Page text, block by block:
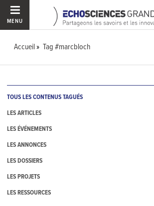
MENU
Accueil Tag #marcbloch
TOUS LES CONTENUS TAGUÉS
LES ARTICLES
LES ÉVÉNEMENTS
LES ANNONCES
LES DOSSIERS
LES PROJETS
LES RESSOURCES